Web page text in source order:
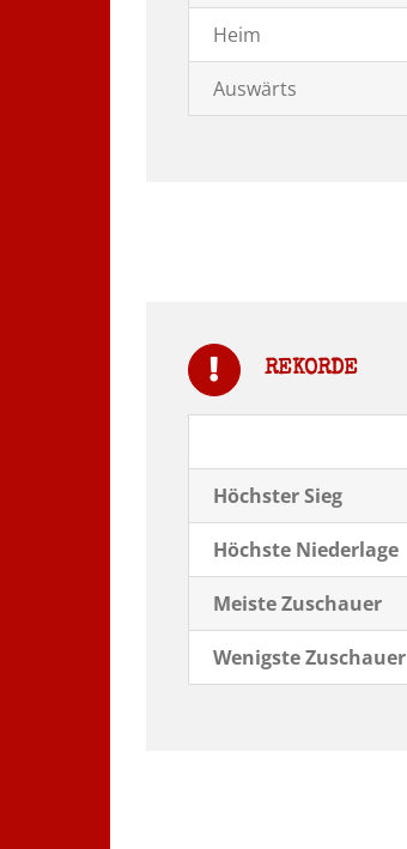
Heim
Auswärts
REKORDE
Höchster Sieg
Höchste Niederlage
Meiste Zuschauer
Wenigste Zuschauer